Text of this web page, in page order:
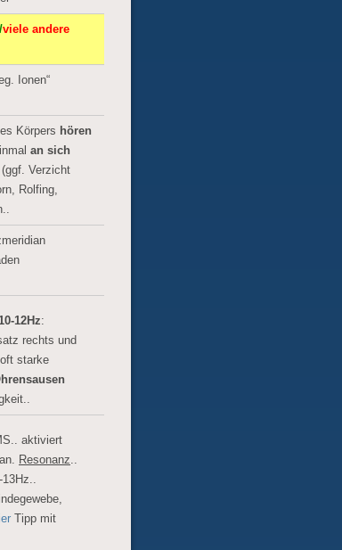
viele andere
Ionen“
Körpers hören
an sich
Verzicht
Rolfing,
12Hz:
rechts und
starke
aktiviert
Resonanz..
Tipp mit